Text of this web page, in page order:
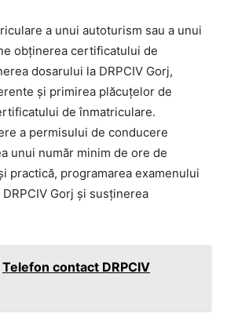
a unui autoturism sau a unui
obținerea certificatului de
dosarului la DRPCIV Gorj,
și primirea plăcuțelor de
de înmatriculare.
a permisului de conducere
unui număr minim de ore de
practică, programarea examenului
Gorj și susținerea
Telefon contact DRPCIV